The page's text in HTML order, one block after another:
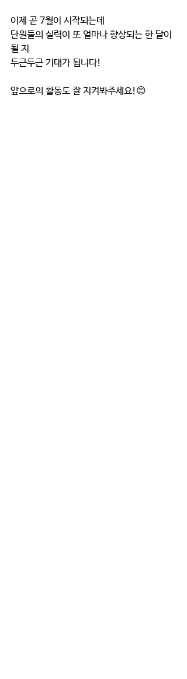
이제 곧 7월이 시작되는데
단원들의 실력이 또 얼마나 향상되는 한 달이
될 지
두근두근 기대가 됩니다!
앞으로의 활동도 잘 지켜봐주세요!😊